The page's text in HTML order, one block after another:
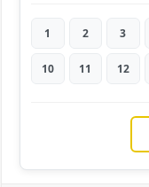
1 2 3
10 11 12